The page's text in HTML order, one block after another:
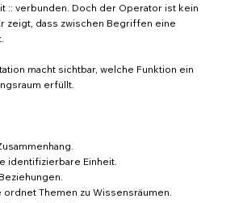
:: verbunden. Doch der Operator ist kein
zeigt, dass zwischen Begriffen eine
macht sichtbar, welche Funktion ein
erfüllt.
identifizierbare Einheit.
Themen zu Wissensräumen.